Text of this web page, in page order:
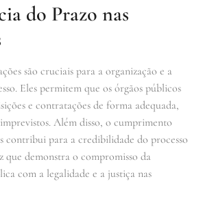
do Prazo nas
são cruciais para a organização e a
Eles permitem que os órgãos públicos
e contratações de forma adequada,
Além disso, o cumprimento
contribui para a credibilidade do processo
demonstra o compromisso da
com a legalidade e a justiça nas